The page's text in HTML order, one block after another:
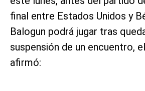
final entre Estados Unidos y
Balogun podrá jugar tras
suspensión de un encuentro,
afirmó: